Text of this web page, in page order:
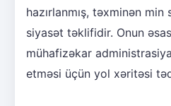
hazırlanmış, təxminən
siyasət təklifidir. Onun
mühafizəkar
etməsi üçün yol xəritəsi